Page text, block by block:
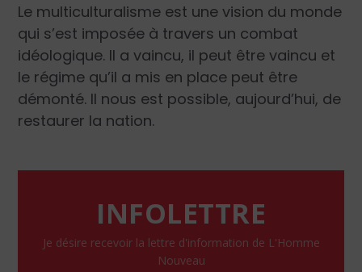
Le multiculturalisme est une vision du monde
qui s’est imposée à travers un combat
idéologique. Il a vaincu, il peut être vaincu et
le régime qu’il a mis en place peut être
démonté. Il nous est possible, aujourd’hui, de
restaurer la nation.
INFOLETTRE
Je désire recevoir la lettre d'information de L'Homme
Nouveau